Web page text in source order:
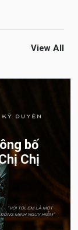
View All
bố
Chị